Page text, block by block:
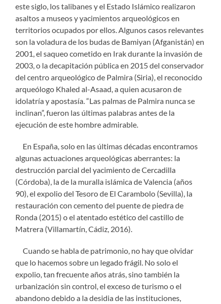
este siglo, los talibanes y el Estado Islámico realizaron
asaltos a museos y yacimientos arqueológicos en
territorios ocupados por ellos. Algunos casos relevantes
son la voladura de los budas de Bamiyan (Afganistán) en
2001, el saqueo cometido en Irak durante la invasión de
2003, o la decapitación pública en 2015 del conservador
del centro arqueológico de Palmira (Siria), el reconocido
arqueólogo Khaled al-Asaad, a quien acusaron de
idolatría y apostasía. “Las palmas de Palmira nunca se
inclinan”, fueron las últimas palabras antes de la
ejecución de este hombre admirable.
En España, solo en las últimas décadas encontramos
algunas actuaciones arqueológicas aberrantes: la
destrucción parcial del yacimiento de Cercadilla
(Córdoba), la de la muralla islámica de Valencia (años
90), el expolio del Tesoro de El Carambolo (Sevilla), la
restauración con cemento del puente de piedra de
Ronda (2015) o el atentado estético del castillo de
Matrera (Villamartín, Cádiz, 2016).
Cuando se habla de patrimonio, no hay que olvidar
que lo hacemos sobre un legado frágil. No solo el
expolio, tan frecuente años atrás, sino también la
urbanización sin control, el exceso de turismo o el
abandono debido a la desidia de las instituciones,